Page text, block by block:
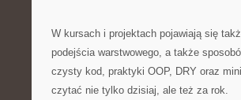
W kursach i projektach pojawiają się
podejścia warstwowego, a także
czysty kod, praktyki OOP, DRY oraz
czytać nie tylko dzisiaj, ale też za rok.